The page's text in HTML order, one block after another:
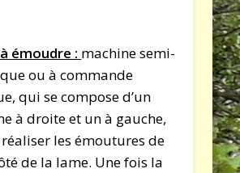
émoudre : machine semi-
ou à commande
qui se compose d’un
à droite et un à gauche,
les émoutures de
de la lame. Une fois la